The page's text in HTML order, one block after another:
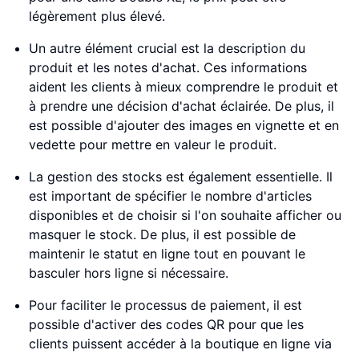
légèrement plus élevé.
Un autre élément crucial est la description du
produit et les notes d'achat. Ces informations
aident les clients à mieux comprendre le produit et
à prendre une décision d'achat éclairée. De plus, il
est possible d'ajouter des images en vignette et en
vedette pour mettre en valeur le produit.
La gestion des stocks est également essentielle. Il
est important de spécifier le nombre d'articles
disponibles et de choisir si l'on souhaite afficher ou
masquer le stock. De plus, il est possible de
maintenir le statut en ligne tout en pouvant le
basculer hors ligne si nécessaire.
Pour faciliter le processus de paiement, il est
possible d'activer des codes QR pour que les
clients puissent accéder à la boutique en ligne via